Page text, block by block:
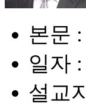
본문
일자 :
설교